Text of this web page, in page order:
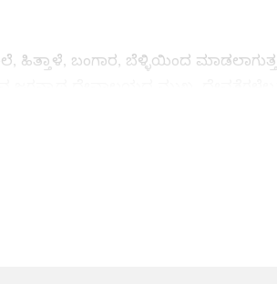
ಹಿತ್ತಾಳೆ, ಬಂಗಾರ, ಬೆಳ್ಳಿಯಿಂದ